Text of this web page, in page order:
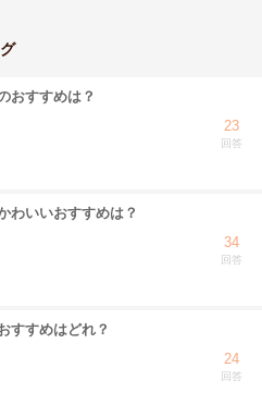
おすすめは？
23
回答
わいいおすすめは？
34
回答
すすめはどれ？
24
回答